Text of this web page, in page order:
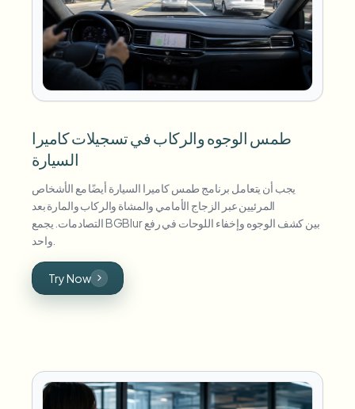
طمس الوجوه والركاب في تسجيلات كاميرا
السيارة
يجب أن يتعامل برنامج طمس كاميرا السيارة أيضًا مع الأشخاص
المرئيين عبر الزجاج الأمامي والمشاة والركاب والمارة بعد
التصادمات. يجمع BGBlur بين كشف الوجوه وإخفاء اللوحات في رفع
Try Now